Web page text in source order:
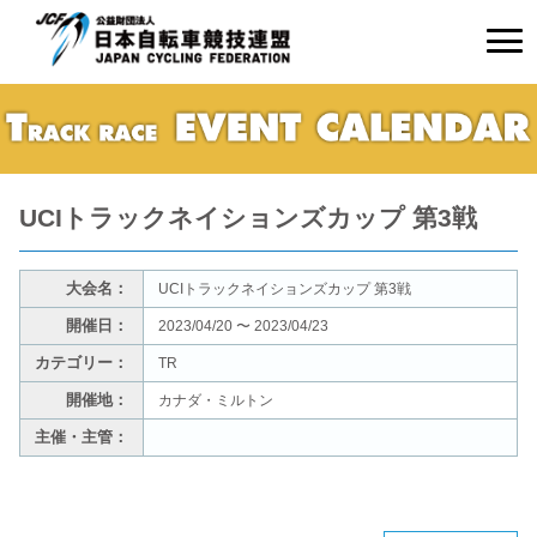
UCIトラックネイションズカップ 第3戦
大会名： UCIトラックネイションズカップ 第3戦
開催日： 2023/04/20 〜 2023/04/23
カテゴリー： TR
開催地： カナダ・ミルトン
主催・主管：